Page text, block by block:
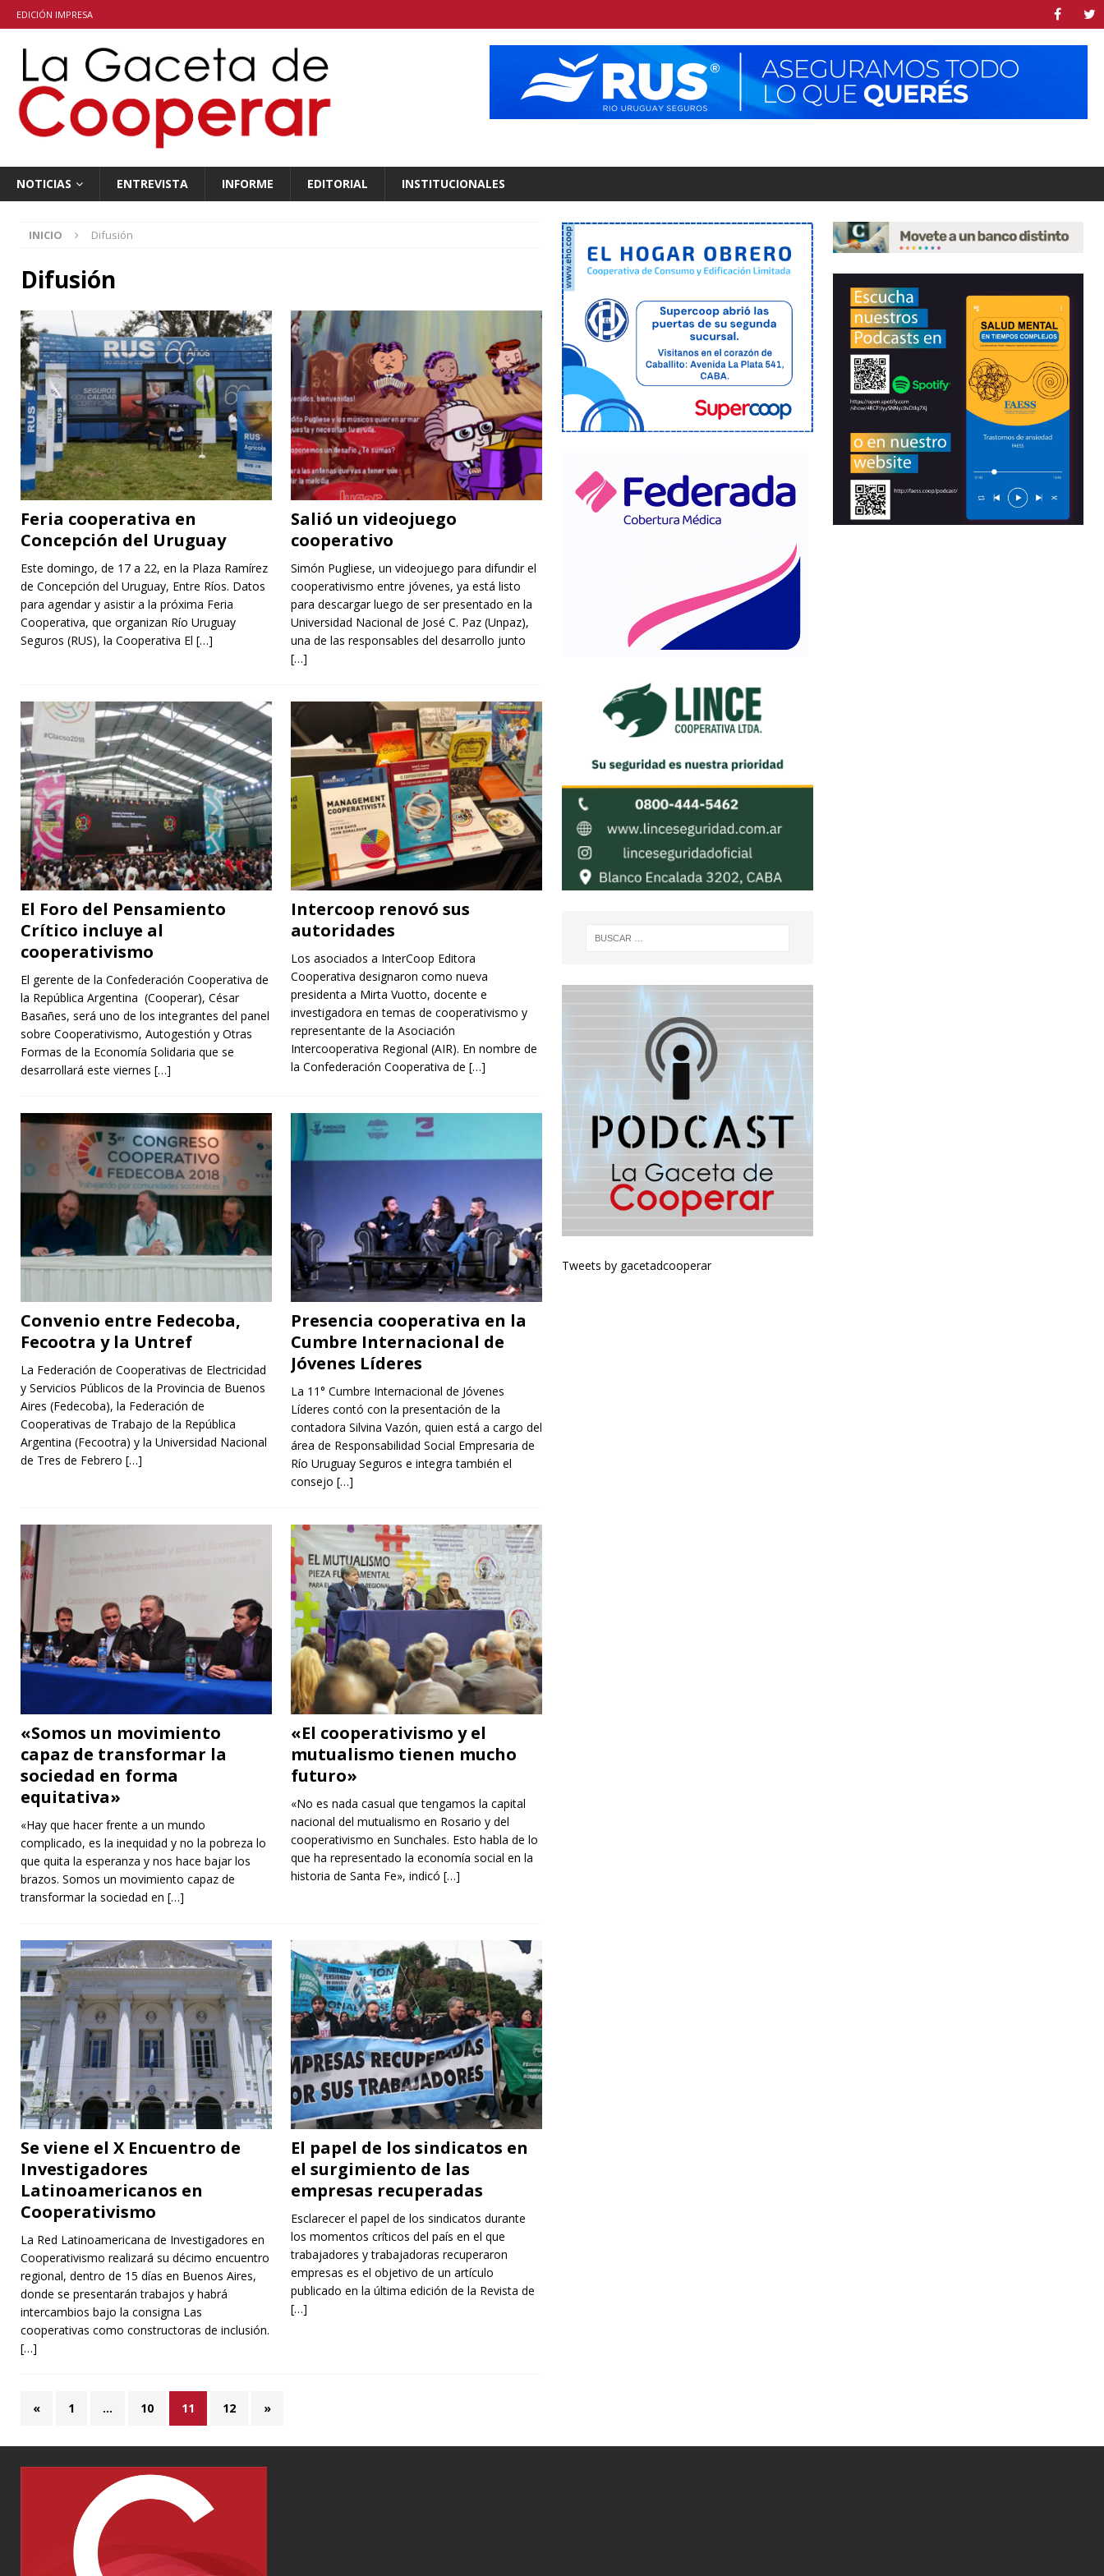
EDICIÓN IMPRESA
NOTICIAS ENTREVISTA INFORME EDITORIAL INSTITUCIONALES
INICIO Difusión
Difusión
Feria cooperativa en
Concepción del Uruguay
Este domingo, de 17 a 22, en la Plaza Ramírez
de Concepción del Uruguay, Entre Ríos. Datos
para agendar y asistir a la próxima Feria
Cooperativa, que organizan Río Uruguay
Seguros (RUS), la Cooperativa El […]
Salió un videojuego
cooperativo
Simón Pugliese, un videojuego para difundir el
cooperativismo entre jóvenes, ya está listo
para descargar luego de ser presentado en la
Universidad Nacional de José C. Paz (Unpaz),
una de las responsables del desarrollo junto
[…]
El Foro del Pensamiento
Crítico incluye al
cooperativismo
El gerente de la Confederación Cooperativa de
la República Argentina (Cooperar), César
Basañes, será uno de los integrantes del panel
sobre Cooperativismo, Autogestión y Otras
Formas de la Economía Solidaria que se
desarrollará este viernes […]
Intercoop renovó sus
autoridades
Los asociados a InterCoop Editora
Cooperativa designaron como nueva
presidenta a Mirta Vuotto, docente e
investigadora en temas de cooperativismo y
representante de la Asociación
Intercooperativa Regional (AIR). En nombre de
la Confederación Cooperativa de […]
Convenio entre Fedecoba,
Fecootra y la Untref
La Federación de Cooperativas de Electricidad
y Servicios Públicos de la Provincia de Buenos
Aires (Fedecoba), la Federación de
Cooperativas de Trabajo de la República
Argentina (Fecootra) y la Universidad Nacional
de Tres de Febrero […]
Presencia cooperativa en la
Cumbre Internacional de
Jóvenes Líderes
La 11° Cumbre Internacional de Jóvenes
Líderes contó con la presentación de la
contadora Silvina Vazón, quien está a cargo del
área de Responsabilidad Social Empresaria de
Río Uruguay Seguros e integra también el
consejo […]
«Somos un movimiento
capaz de transformar la
sociedad en forma
equitativa»
«Hay que hacer frente a un mundo
complicado, es la inequidad y no la pobreza lo
que quita la esperanza y nos hace bajar los
brazos. Somos un movimiento capaz de
transformar la sociedad en […]
«El cooperativismo y el
mutualismo tienen mucho
futuro»
«No es nada casual que tengamos la capital
nacional del mutualismo en Rosario y del
cooperativismo en Sunchales. Esto habla de lo
que ha representado la economía social en la
historia de Santa Fe», indicó […]
Se viene el X Encuentro de
Investigadores
Latinoamericanos en
Cooperativismo
La Red Latinoamericana de Investigadores en
Cooperativismo realizará su décimo encuentro
regional, dentro de 15 días en Buenos Aires,
donde se presentarán trabajos y habrá
intercambios bajo la consigna Las
cooperativas como constructoras de inclusión.
[…]
El papel de los sindicatos en
el surgimiento de las
empresas recuperadas
Esclarecer el papel de los sindicatos durante
los momentos críticos del país en el que
trabajadores y trabajadoras recuperaron
empresas es el objetivo de un artículo
publicado en la última edición de la Revista de
[…]
« 1 … 10 11 12 »
Tweets by gacetadcooperar